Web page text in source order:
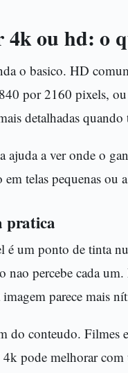
4k ou hd: o
o basico. HD
por 2160 pixels,
detalhadas
ajuda a ver onde o
telas pequenas ou
pratica
é um ponto de tinta
nao percebe cada
parece mais
do conteudo. Filmes
pode melhorar com